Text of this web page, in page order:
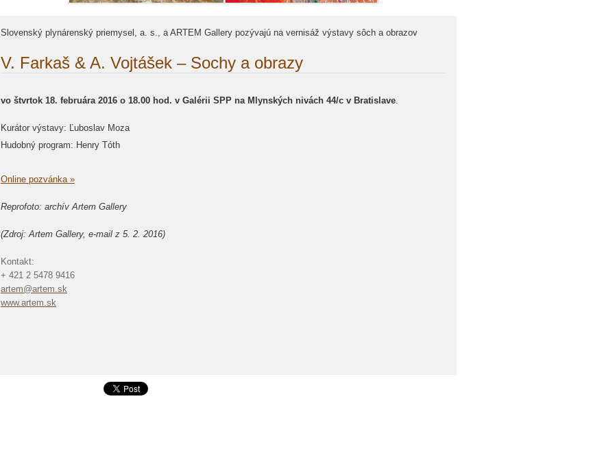
Slovenský plynárenský priemysel, a. s., a ARTEM Gallery pozývajú na vernisáž výstavy sôch a obrazov
V. Farkaš & A. Vojtášek – Sochy a obrazy
vo štvrtok 18. februára 2016 o 18.00 hod. v Galérii SPP na Mlynských nivách 44/c v Bratislave.
Kurátor výstavy: Ľuboslav Moza
Hudobný program: Henry Tóth
Online pozvánka »
Reprofoto: archív Artem Gallery
(Zdroj:Artem Gallery, e-mail z 5. 2. 2016)
Kontakt:
+ 421 2 5478 9416
artem@artem.sk
www.artem.sk